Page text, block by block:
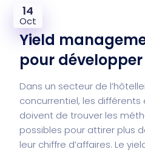
14
Oct
Yield
pour
Dans un secteur de
concurrentiel, les
doivent de trouver les
possibles pour attirer plus
leur chiffre d’affaires. Le